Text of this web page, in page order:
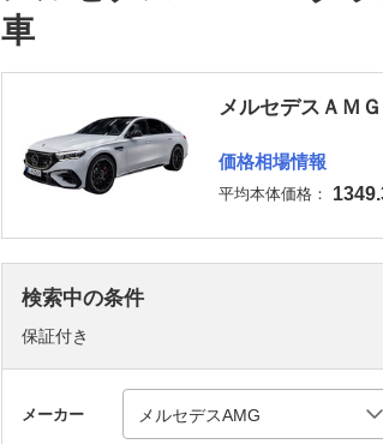
車
メルセデスＡＭ
価格相場情報
平均本体価格：
検索中の条件
保証付き
メーカー